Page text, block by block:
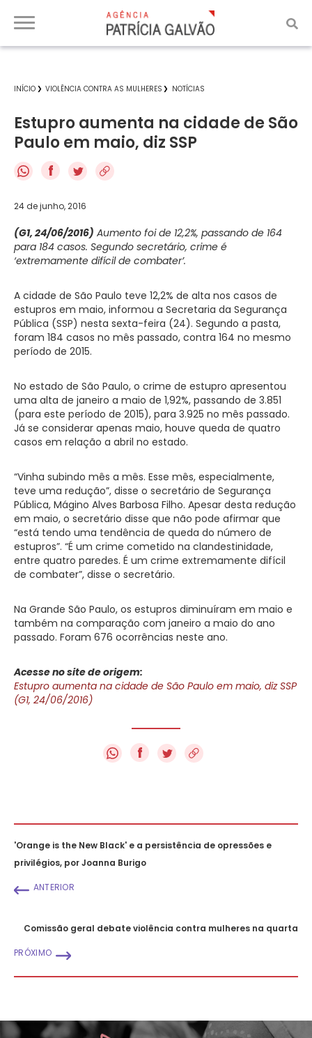
INÍCIO VIOLÊNCIA CONTRA AS MULHERES NOTÍCIAS
Estupro aumenta na cidade de São
Paulo em maio, diz SSP
f
24 de junho, 2016
(G1, 24/06/2016) Aumento foi de 12,2%, passando de 164
para 184 casos. Segundo secretário, crime é
‘extremamente difícil de combater’.
A cidade de São Paulo teve 12,2% de alta nos casos de
estupros em maio, informou a Secretaria da Segurança
Pública (SSP) nesta sexta-feira (24). Segundo a pasta,
foram 184 casos no mês passado, contra 164 no mesmo
período de 2015.
No estado de São Paulo, o crime de estupro apresentou
uma alta de janeiro a maio de 1,92%, passando de 3.851
(para este período de 2015), para 3.925 no mês passado.
Já se considerar apenas maio, houve queda de quatro
casos em relação a abril no estado.
“Vinha subindo mês a mês. Esse mês, especialmente,
teve uma redução”, disse o secretário de Segurança
Pública, Mágino Alves Barbosa Filho. Apesar desta redução
em maio, o secretário disse que não pode afirmar que
“está tendo uma tendência de queda do número de
estupros”. “É um crime cometido na clandestinidade,
entre quatro paredes. É um crime extremamente difícil
de combater”, disse o secretário.
Na Grande São Paulo, os estupros diminuíram em maio e
também na comparação com janeiro a maio do ano
passado. Foram 676 ocorrências neste ano.
Acesse no site de origem:
Estupro aumenta na cidade de São Paulo em maio, diz SSP
(G1, 24/06/2016)
f
'Orange is the New Black' e a persistência de opressões e
privilégios, por Joanna Burigo
ANTERIOR
Comissão geral debate violência contra mulheres na quarta
PRÓXIMO